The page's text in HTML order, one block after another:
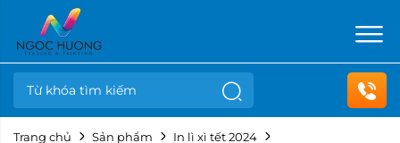
Trang chủ Sản phẩm
In lì xì tết 2024